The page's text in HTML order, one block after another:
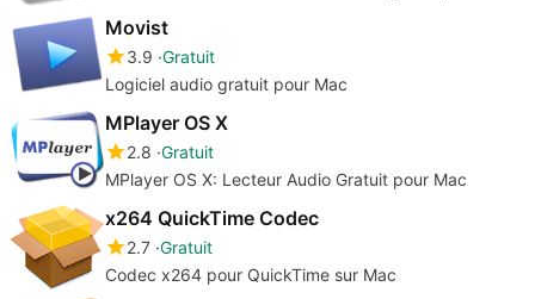
Movist
3.9 Gratuit
Logiciel audio gratuit pour Mac
MPlayer OS X
2.8 Gratuit
MPlayer OS X: Lecteur Audio Gratuit pour Mac
x264 QuickTime Codec
2.7 Gratuit
Codec x264 pour QuickTime sur Mac